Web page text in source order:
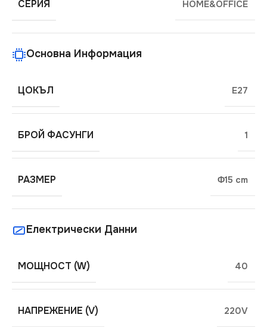
СЕРИЯ HOME&OFFICE
Основна Информация
ЦОКЪЛ E27
БРОЙ ФАСУНГИ 1
РАЗМЕР Φ15 cm
Електрически Данни
МОЩНОСТ (W) 40
НАПРЕЖЕНИЕ (V) 220V